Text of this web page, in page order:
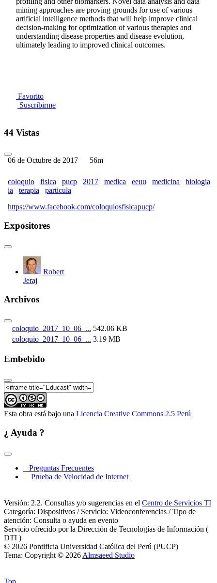
mining approaches are proving grounds for use of various
artificial intelligence methods that will help improve clinical
decision-making for optimization of various therapies and
understanding disease properties and disease evolution,
ultimately leading to improved clinical outcomes.
Favorito
Suscribirme
44 Vistas
06 de Octubre de 2017 56m
coloquio fisica pucp 2017 medica eeuu medicina
biologia
ia
terapia
particula
https://www.facebook.com/coloquiosfisicapucp/
Expositores
Robert
Jeraj
Archivos
coloquio_2017_10_06_... 542.06 KB
coloquio_2017_10_06_... 3.19 MB
Embebido
Esta obra está bajo una Licencia Creative Commons 2.5 Perú
¿ Ayuda ?
Preguntas Frecuentes
Prueba de Velocidad de Internet
Versión: 2.2. Consultas y/o sugerencias en el Centro de Servicios TI
Categoría: Dispositivos / Servicio: Videoconferencias / Tipo de
atención: Consulta o ayuda en evento
Servicio ofrecido por la Dirección de Tecnologías de Información (
DTI )
© 2026 Pontificia Universidad Católica del Perú (PUCP)
Tema: Copyright © 2026 Almsaeed Studio
Top